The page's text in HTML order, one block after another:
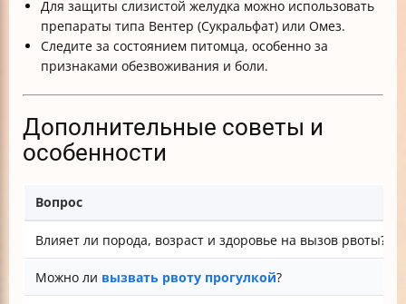
Для защиты слизистой желудка можно использовать
препараты типа Вентер (Сукральфат) или Омез.
Следите за состоянием питомца, особенно за
признаками обезвоживания и боли.
Дополнительные советы и
особенности
Вопрос
Влияет ли порода, возраст и здоровье на вызов рвоты?
Можно ли вызвать рвоту прогулкой?